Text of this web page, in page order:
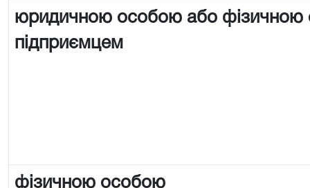
юридичною особою або
підприємцем
фізичною особою